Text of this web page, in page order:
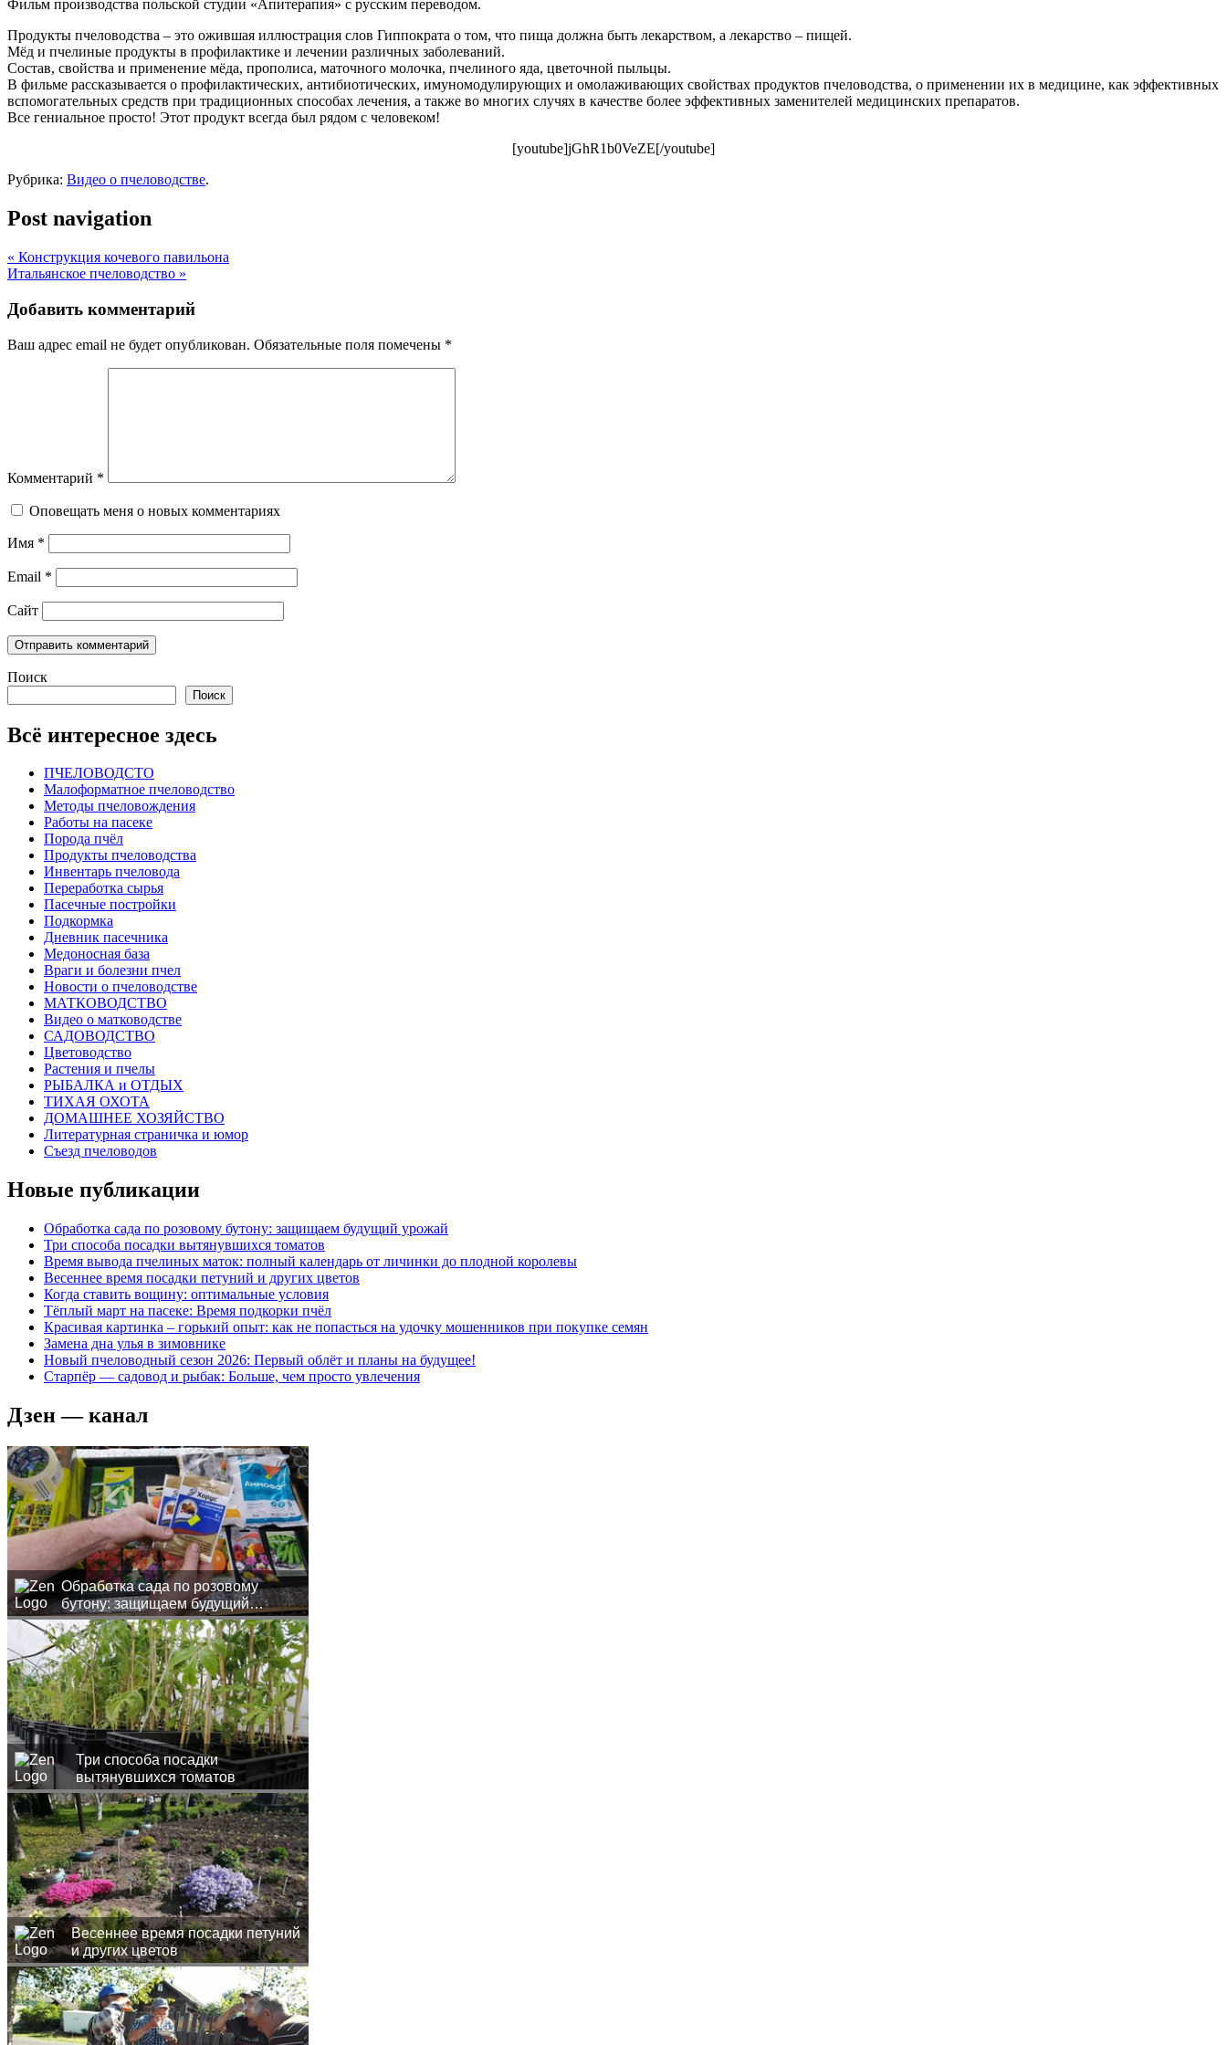
Фильм производства польской студии «Апитерапия» с русским переводом.
Продукты пчеловодства – это ожившая иллюстрация слов Гиппократа о том, что пища должна быть лекарством, а лекарство – пищей.
Мёд и пчелиные продукты в профилактике и лечении различных заболеваний.
Состав, свойства и применение мёда, прополиса, маточного молочка, пчелиного яда, цветочной пыльцы.
В фильме рассказывается о профилактических, антибиотических, имуномодулирующих и омолаживающих свойствах продуктов пчеловодства, о применении их в медицине, как эффективных
вспомогательных средств при традиционных способах лечения, а также во многих случях в качестве более эффективных заменителей медицинских препаратов.
Все гениальное просто! Этот продукт всегда был рядом с человеком!
[youtube]jGhR1b0VeZE[/youtube]
Рубрика: Видео о пчеловодстве.
Post navigation
« Конструкция кочевого павильона
Итальянское пчеловодство »
Добавить комментарий
Ваш адрес email не будет опубликован. Обязательные поля помечены *
Комментарий *
Оповещать меня о новых комментариях
Имя *
Email *
Сайт
Поиск
Поиск
Всё интересное здесь
ПЧЕЛОВОДСТО
Малоформатное пчеловодство
Методы пчеловождения
Работы на пасеке
Порода пчёл
Продукты пчеловодства
Инвентарь пчеловода
Переработка сырья
Пасечные постройки
Подкормка
Дневник пасечника
Медоносная база
Враги и болезни пчел
Новости о пчеловодстве
МАТКОВОДСТВО
Видео о матководстве
САДОВОДСТВО
Цветоводство
Растения и пчелы
РЫБАЛКА и ОТДЫХ
ТИХАЯ ОХОТА
ДОМАШНЕЕ ХОЗЯЙСТВО
Литературная страничка и юмор
Съезд пчеловодов
Новые публикации
Обработка сада по розовому бутону: защищаем будущий урожай
Три способа посадки вытянувшихся томатов
Время вывода пчелиных маток: полный календарь от личинки до плодной королевы
Весеннее время посадки петуний и других цветов
Когда ставить вощину: оптимальные условия
Тёплый март на пасеке: Время подкорки пчёл
Красивая картинка – горький опыт: как не попасться на удочку мошенников при покупке семян
Замена дна улья в зимовнике
Новый пчеловодный сезон 2026: Первый облёт и планы на будущее!
Старпёр — садовод и рыбак: Больше, чем просто увлечения
Дзен — канал
Обработка сада по розовому
бутону: защищаем будущий
урожай
Три способа посадки
вытянувшихся томатов
Весеннее время посадки петуний
и других цветов